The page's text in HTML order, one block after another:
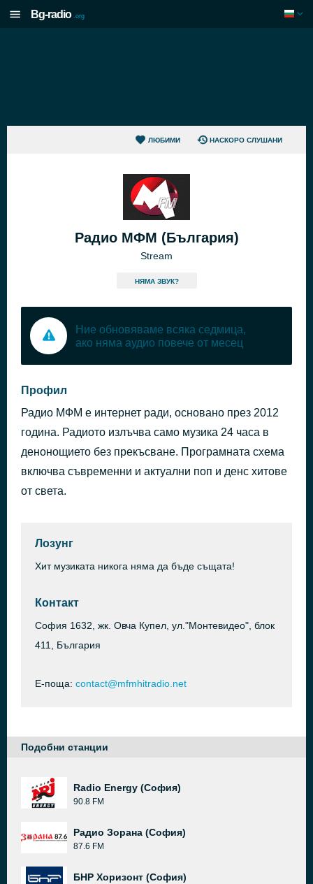
Bg-radio .org
ЛЮБИМИ НАСКОРО СЛУШАНИ
Радио МФМ (България)
Stream
НЯМА ЗВУК?
Ние обновяваме всяка седмица,
ако няма аудио повече от месец
Профил
Радио МФМ е интернет ради, основано през 2012
година. Радиото излъчва само музика 24 часа в
денонощието без прекъсване. Програмната схема
включва съврeменни и актуални поп и денс хитове
от света.
Лозунг
Хит музиката никога няма да бъде същата!
Контакт
София 1632, жк. Овча Купел, ул."Монтевидео", блок
411, България
Е-поща: contact@mfmhitradio.net
Подобни станции
Radio Energy (София)
90.8 FM
Радио Зорана (София)
87.6 FM
БНР Хоризонт (София)